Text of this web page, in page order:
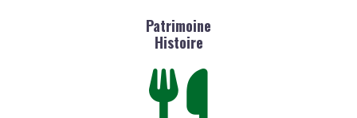
Patrimoine
Histoire